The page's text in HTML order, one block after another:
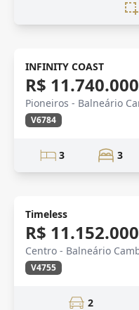
Novidade
INFINITY COAST
R$
Pioneiros - Balneário
V6784
3 3
Vídeo
Timeless
R$
Centro - Balneário
V4755
2